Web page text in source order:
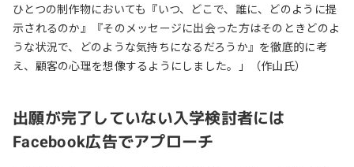
ひとつの制作物においても『いつ、どこで、誰に、どのように提
示されるのか』『そのメッセージに出会った方はそのときどのよ
うな状況で、どのような気持ちになるだろうか』を徹底的に考
え、顧客の心理を想像するようにしました。」（作山氏）
出願が完了していない入学検討者には
Facebook広告でアプローチ